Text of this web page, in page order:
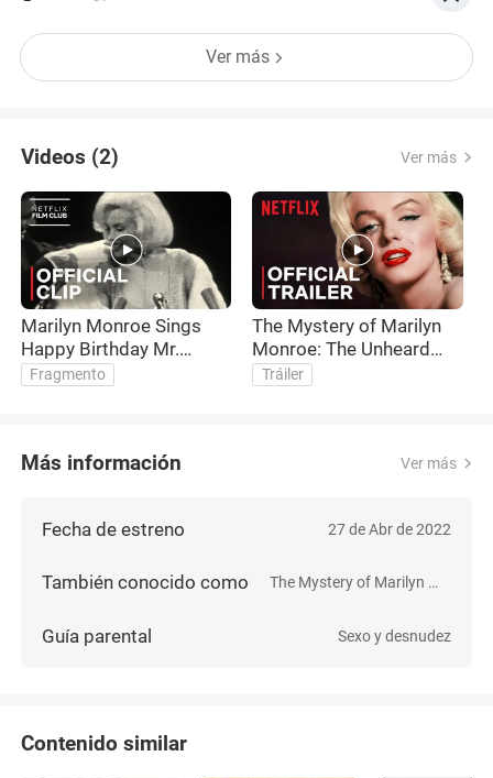
la película lanzada por Netflix: Blonde, son muchos
los archivos que se han estado moviendose en la
matrix
Ver más
Videos (2) Ver más
Marilyn Monroe Sings
Happy Birthday Mr.
President to JFK | Netflix
Fragmento
The Mystery of Marilyn
Monroe: The Unheard
Tapes | Official Trailer |
Tráiler
Más información Ver más
Fecha de estreno 27 de Abr de 2022
También conocido como The Mystery of Marilyn Monroe: The Unheard Tapes
Guía parental Sexo y desnudez
Contenido similar